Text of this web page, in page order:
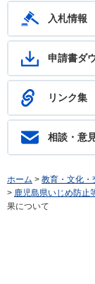
入札情報
申請書ダ
リンク集
相談・意
ホーム > 教育・文化・
> 鹿児島県いじめ防止
果について